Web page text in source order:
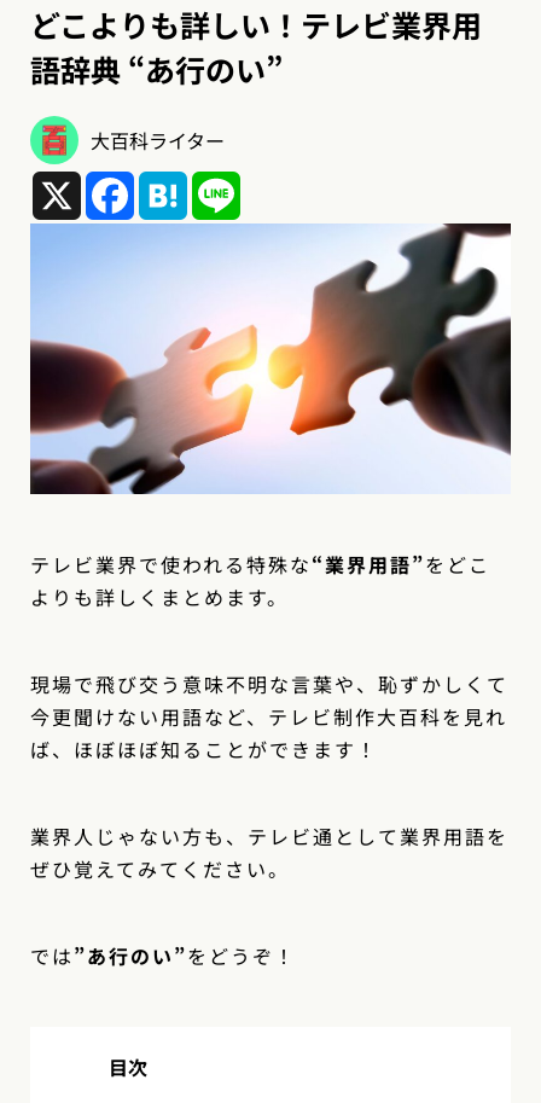
どこよりも詳しい！テレビ業界用
語辞典 “あ行のい”
大百科ライター
X
Facebook
Hatena
テレビ業界で使われる特殊な“業界用語”をどこ
よりも詳しくまとめます。
現場で飛び交う意味不明な言葉や、恥ずかしくて
今更聞けない用語など、テレビ制作大百科を見れ
ば、ほぼほぼ知ることができます！
業界人じゃない方も、テレビ通として業界用語を
ぜひ覚えてみてください。
では”あ行のい”をどうぞ！
目次